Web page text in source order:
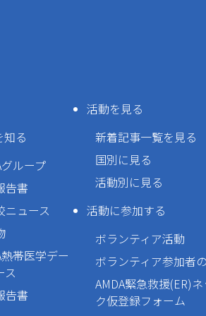
知る
ループ
告書
ニュース
帯医学デー
ス
告書
活動を見る
新着記事一覧を見る
国別に見る
活動別に見る
活動に参加する
ボランティア活動
ボランティア参加者
AMDA緊急救援(ER)
ク仮登録フォーム